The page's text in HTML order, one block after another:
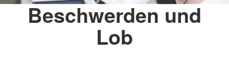
Beschwerden und
Lob